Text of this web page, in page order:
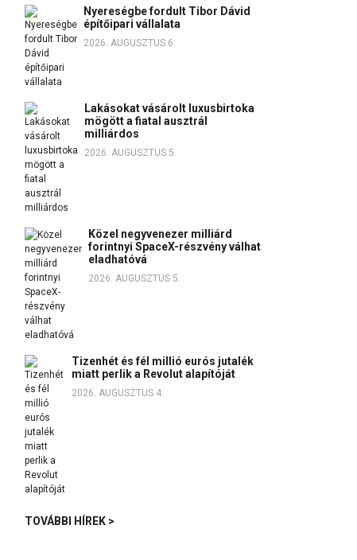
Nyereségbe fordult Tibor Dávid
építőipari vállalata
2026. AUGUSZTUS 6.
Lakásokat vásárolt luxusbirtoka
mögött a fiatal ausztrál
milliárdos
2026. AUGUSZTUS 5.
Közel negyvenezer milliárd
forintnyi SpaceX-részvény válhat
eladhatóvá
2026. AUGUSZTUS 5.
Tizenhét és fél millió eurós jutalék
miatt perlik a Revolut alapítóját
2026. AUGUSZTUS 4.
TOVÁBBI HÍREK >